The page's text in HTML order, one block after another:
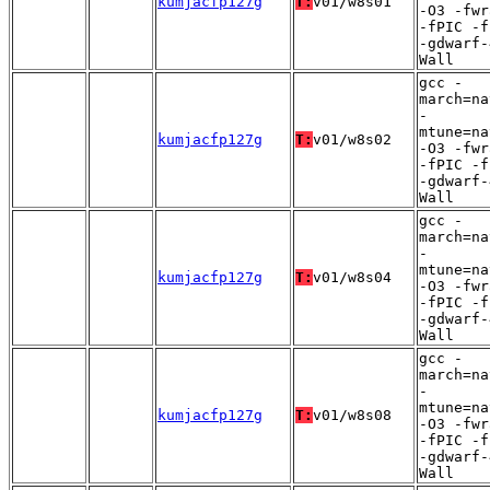
-O3 -
-fPIC -
-
Wall
kumjacfp127g T: v01/w8s02
gcc -
-
-O3 -
-fPIC -
-
Wall
kumjacfp127g T: v01/w8s04
gcc -
-
-O3 -
-fPIC -
-
Wall
kumjacfp127g T: v01/w8s08
gcc -
-
-O3 -
-fPIC -
-
Wall